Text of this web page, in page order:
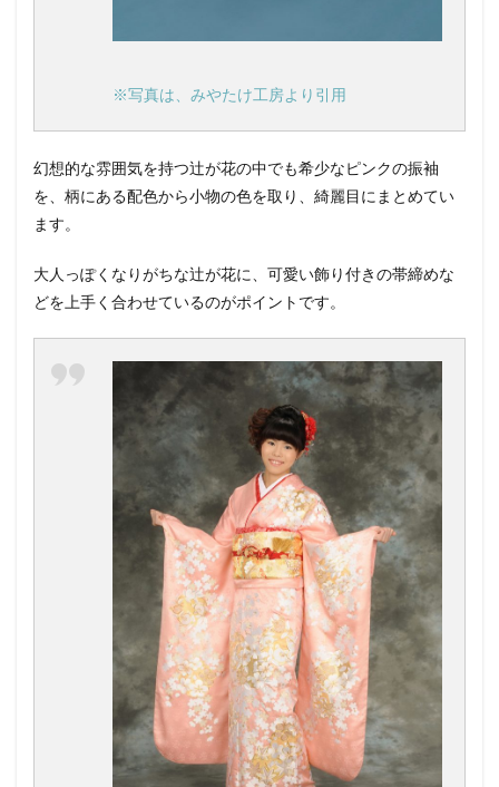
※写真は、みやたけ工房より引用
幻想的な雰囲気を持つ辻が花の中でも希少なピンクの振袖
を、柄にある配色から小物の色を取り、綺麗目にまとめてい
ます。
大人っぽくなりがちな辻が花に、可愛い飾り付きの帯締めな
どを上手く合わせているのがポイントです。